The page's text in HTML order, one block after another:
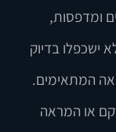
ומדפסות,
ישכפלו בדיוק
המתאימים.
או המראה